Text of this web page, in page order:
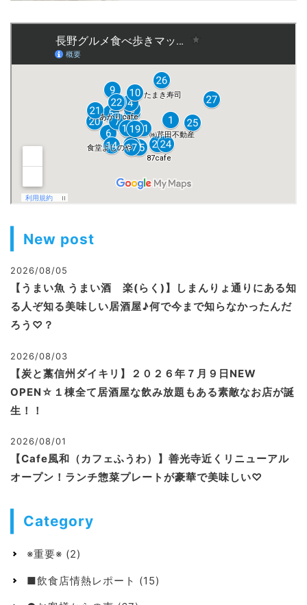
New post
2026/08/05
【うまい魚 うまい酒 楽(らく)】しまんりょ通りにある知
る人ぞ知る美味しい居酒屋♪何で今まで知らなかったんだ
ろう♡？
2026/08/03
【炭と藁信州ダイキリ】２０２６年７月９日NEW
OPEN☆１棟全て居酒屋な飲み放題もある素敵なお店が誕
生！！
2026/08/01
【Cafe風和（カフェふうわ）】善光寺近くリニューアル
オープン！ランチ惣菜プレートが豪華で美味しい♡
Category
※重要※ (2)
■飲食店情熱レポート (15)